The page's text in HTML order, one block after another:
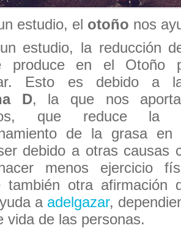
estudio, el otoño nos
estudio, la reducción
produce en el Otoño
Esto es debido a
D, la que nos
que reduce la
de la grasa en
debido a otras causas
menos ejercicio
también otra afirmación
a adelgazar,
vida de las personas.